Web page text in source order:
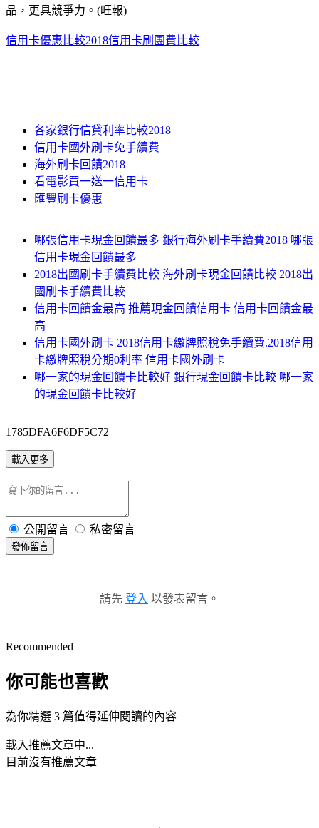
品，更具競爭力。(旺報)
信用卡優惠比較2018信用卡刷團費比較
各家銀行信貸利率比較2018
信用卡國外刷卡免手續費
海外刷卡回饋2018
看電影買一送一信用卡
匯豐刷卡優惠
哪張信用卡現金回饋最多 銀行海外刷卡手續費2018 哪張
信用卡現金回饋最多
2018出國刷卡手續費比較 海外刷卡現金回饋比較 2018出
國刷卡手續費比較
信用卡回饋金最高 推薦現金回饋信用卡 信用卡回饋金最
高
信用卡國外刷卡 2018信用卡繳牌照稅免手續費.2018信用
卡繳牌照稅分期0利率 信用卡國外刷卡
哪一家的現金回饋卡比較好 銀行現金回饋卡比較 哪一家
的現金回饋卡比較好
1785DFA6F6DF5C72
載入更多
公開留言 私密留言
發佈留言
請先 登入 以發表留言。
Recommended
你可能也喜歡
為你精選 3 篇值得延伸閱讀的內容
載入推薦文章中...
目前沒有推薦文章